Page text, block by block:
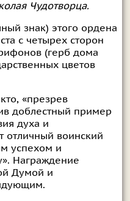
Чудотворца.
знак) этого ордена
с четырех сторон
(герб дома
цветов
«презрев
доблестный пример
духа и
отличный воинский
успехом и
Награждение
Думой и